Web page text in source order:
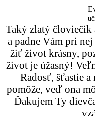
Taký zlatý človiečik
a padne Vám pri
žiť život krásny,
život je úžasný!
Radosť, šťastie
pomôže, veď ona
Ďakujem Ty